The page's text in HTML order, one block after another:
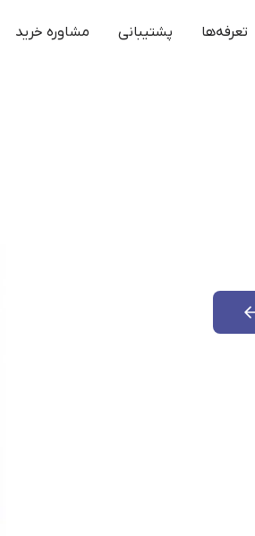
تعرفه‌ها پشتیبانی مشاوره خرید